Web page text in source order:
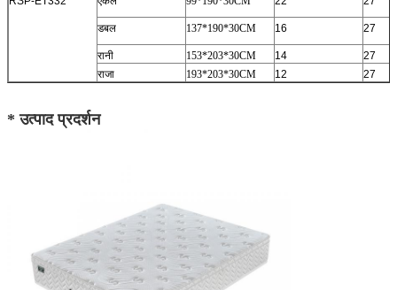
डबल 137*190*30CM 16 27
रानी 153*203*30CM 14
27
राजा
193*203*30CM 12 27
* उत्पाद प्रदर्शन